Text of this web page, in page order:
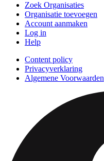
Zoek Organisaties
Organisatie toevoegen
Account aanmaken
Log in
Help
Content policy
Privacyverklaring
Algemene Voorwaarden